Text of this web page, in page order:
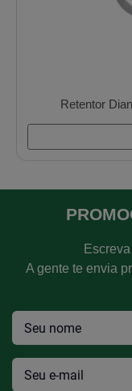
A gente te envia